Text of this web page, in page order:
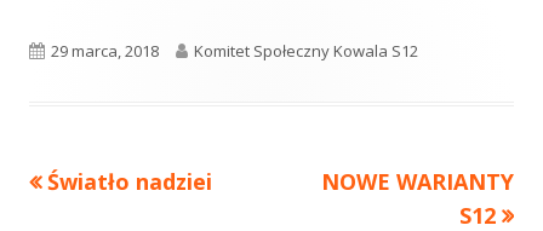
Opublikowano
29 marca, 2018 Autor
Komitet Społeczny Kowala S12
Nawigacja
Poprzedni
Światło nadziei
Następny
NOWE WARIANTY
S12